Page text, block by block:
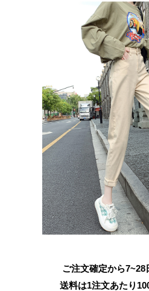
ご注文確定から7~28
送料は1注文あたり